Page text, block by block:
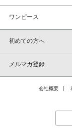
ワンピース
初めての方へ
メルマガ登録
会社概要